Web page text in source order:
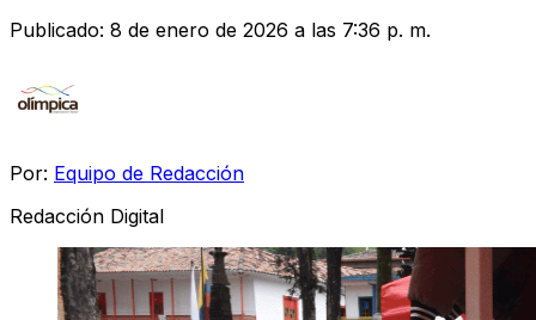
Publicado: 8 de enero de 2026 a las 7:36 p. m.
Por: Equipo de Redacción
Redacción Digital